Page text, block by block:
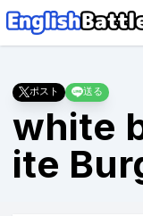
ポスト 送る
white
ite